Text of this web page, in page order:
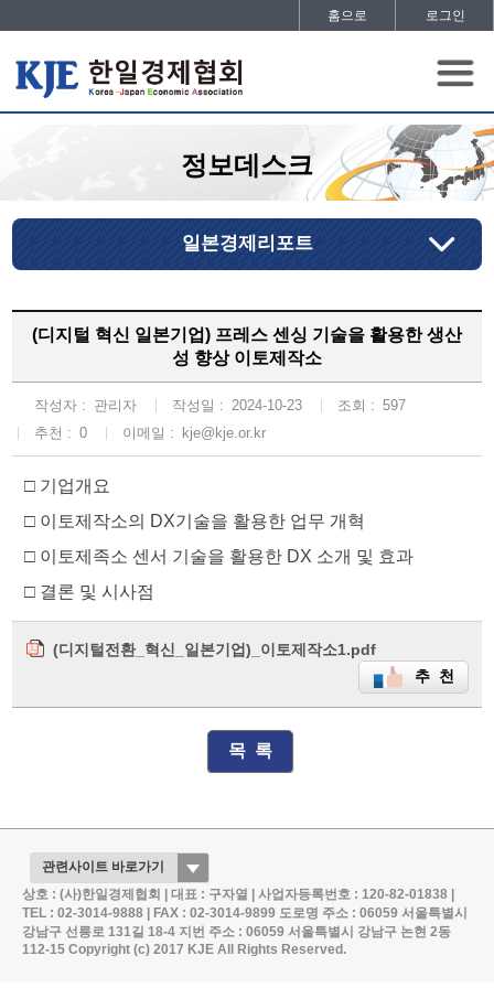
홈으로 로그인
정보데스크
일본경제리포트
(디지털 혁신 일본기업) 프레스 센싱 기술을 활용한 생산
성 향상 이토제작소
작성자 : 관리자 작성일 : 2024-10-23 조회 : 597
추천 : 0 이메일 : kje@kje.or.kr
□ 기업개요
□ 이토제작소의 DX기술을 활용한 업무 개혁
□ 이토제족소 센서 기술을 활용한 DX 소개 및 효과
□ 결론 및 시사점
(디지털전환_혁신_일본기업)_이토제작소1.pdf
추 천
목 록
상호 : (사)한일경제협회 | 대표 : 구자열 | 사업자등록번호 : 120-82-01838 |
TEL : 02-3014-9888 | FAX : 02-3014-9899도로명 주소 : 06059 서울특별시
강남구 선릉로 131길 18-4 지번 주소 : 06059 서울특별시 강남구 논현 2동
112-15Copyright (c) 2017 KJE All Rights Reserved.